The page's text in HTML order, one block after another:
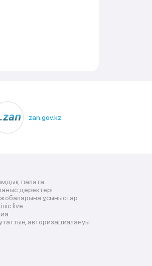
zan.gov.kz
палата
деректері
ұсыныстар
live
авторизациялануы